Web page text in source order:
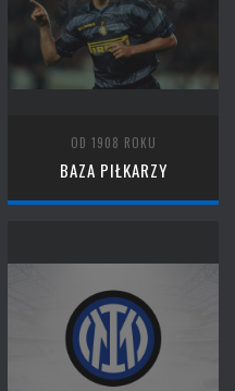
OD 1908 ROKU
BAZA PIŁKARZY